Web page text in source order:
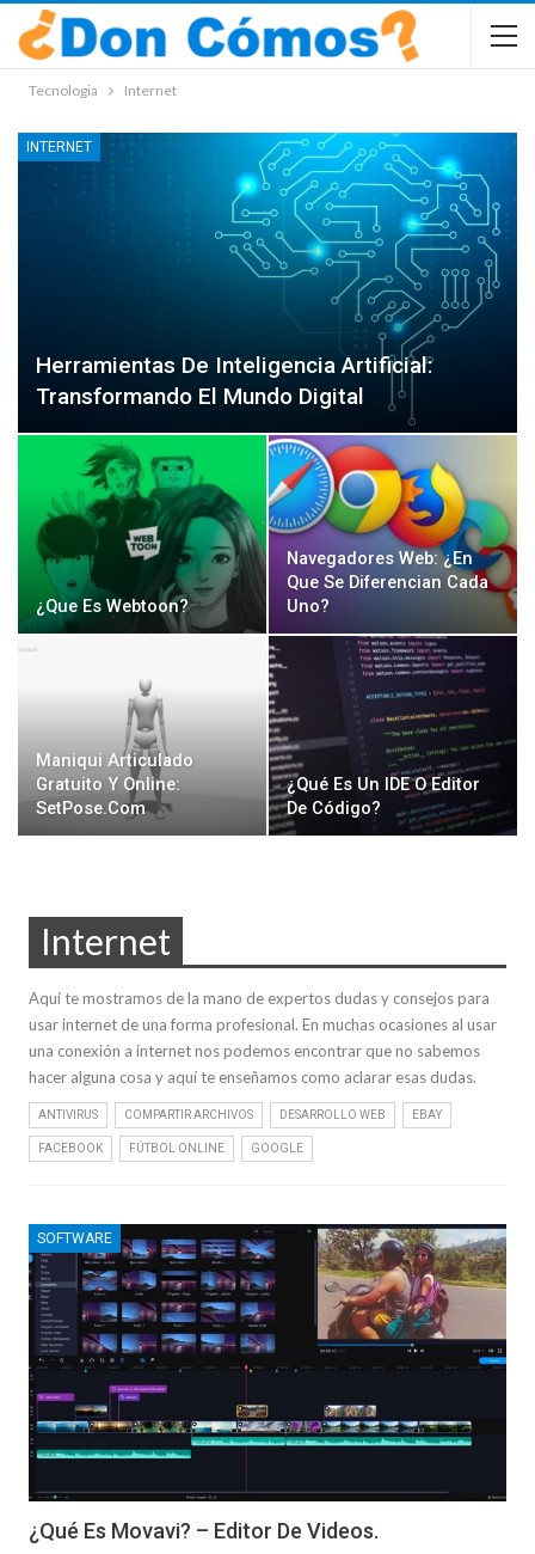
Tecnologia Internet
INTERNET
Herramientas De Inteligencia Artificial:
Transformando El Mundo Digital
¿Que Es Webtoon?
Navegadores Web: ¿En
Que Se Diferencian Cada
Uno?
Maniqui Articulado
Gratuito Y Online:
SetPose.com
¿Qué Es Un IDE O Editor
De Código?
Internet
Aquí te mostramos de la mano de expertos dudas y consejos para
usar internet de una forma profesional. En muchas ocasiones al usar
una conexión a internet nos podemos encontrar que no sabemos
hacer alguna cosa y aquí te enseñamos como aclarar esas dudas.
ANTIVIRUS COMPARTIR ARCHIVOS DESARROLLO WEB EBAY
FACEBOOK FÚTBOL ONLINE GOOGLE
SOFTWARE
¿Qué Es Movavi? – Editor De Videos.